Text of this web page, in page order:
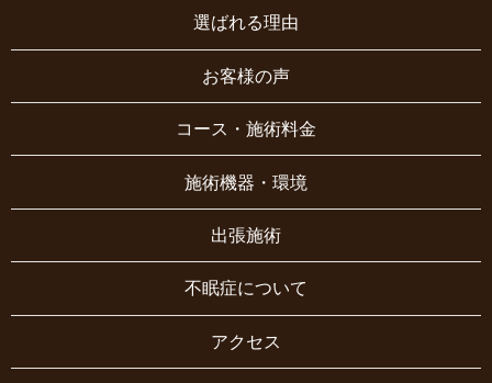
選ばれる理由
お客様の声
コース・施術料金
施術機器・環境
出張施術
不眠症について
アクセス